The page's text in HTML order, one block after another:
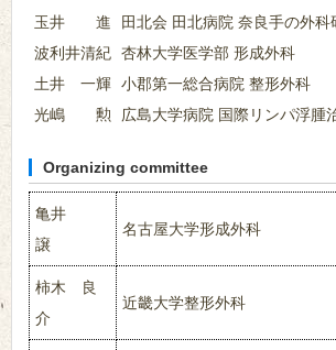
玉井 進
田北会 田北病院 奈良手の外
波利井清紀 杏林大学医学部 形成外科
土井 一輝 小郡第一総合病院 整形外科
光嶋 勲
広島大学病院 国際リンパ浮腫
Organizing committee
亀井
譲
名古屋大学形成外科
柿木 良
介
近畿大学整形外科